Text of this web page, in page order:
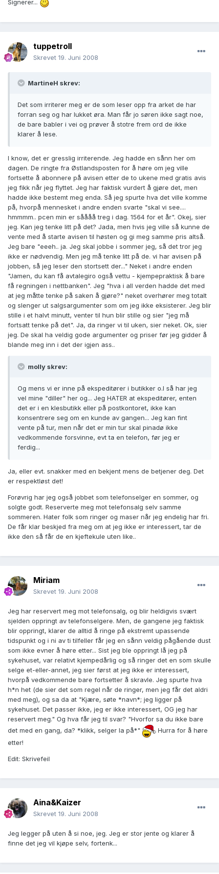
Signerer...
tuppetroll
Skrevet 19. Juni 2008
MartineH skrev:
Det som irriterer meg er de som leser opp fra arket de har
forran seg og har lukket øra. Man får jo søren ikke sagt noe,
de bare babler i vei og prøver å stotre frem ord de ikke
klarer å lese.
I know, det er gresslig irriterende. Jeg hadde en sånn her om
dagen. De ringte fra Østlandsposten for å høre om jeg ville
fortsette å abonnere på avisen etter de to ukene med gratis avis
jeg fikk når jeg flyttet. Jeg har faktisk vurdert å gjøre det, men
hadde ikke bestemt meg enda. Så jeg spurte hva det ville komme
på, hvorpå mennesket i andre enden svarte "skal vi see....
hmmmm.. pcen min er såååå treg i dag. 1564 for et år". Okej, sier
jeg. Kan jeg tenke litt på det? Jada, men hvis jeg ville så kunne de
vente med å starte avisen til høsten og gi meg samme pris altså.
Jeg bare "eeeh.. ja. Jeg skal jobbe i sommer jeg, så det tror jeg
ikke er nødvendig. Men jeg må tenke litt på de. vi har avisen på
jobben, så jeg leser den stortsett der..." Neket i andre enden
"Jamen, du kan få avtalegiro også vettu - kjempepraktisk å bare
få regningen i nettbanken". Jeg "hva i all verden hadde det med
at jeg måtte tenke på saken å gjøre?" neket overhører meg totalt
og slenger ut salgsargumenter som om jeg ikke eksisterer. Jeg blir
stille i et halvt minutt, venter til hun blir stille og sier "jeg må
fortsatt tenke på det". Ja, da ringer vi til uken, sier neket. Ok, sier
jeg. De skal ha veldig gode argumenter og priser før jeg gidder å
blande meg inn i det der igjen ass..
molly skrev:
Og mens vi er inne på ekspeditører i butikker o.l så har jeg
vel mine "diller" her og... Jeg HATER at ekspeditører, enten
det er i en klesbutikk eller på postkontoret, ikke kan
konsentrere seg om en kunde av gangen... Jeg kan fint
vente på tur, men når det er min tur skal pinadø ikke
vedkommende forsvinne, evt ta en telefon, før jeg er
ferdig...
Ja, eller evt. snakker med en bekjent mens de betjener deg. Det
er respektløst det!
Forøvrig har jeg også jobbet som telefonselger en sommer, og
solgte godt. Reserverte meg mot telefonsalg selv samme
sommeren. Hater folk som ringer og maser når jeg endelig har fri.
De får klar beskjed fra meg om at jeg ikke er interessert, tar de
ikke den så får de en kjeftekule uten like..
Miriam
Skrevet 19. Juni 2008
Jeg har reservert meg mot telefonsalg, og blir heldigvis svært
sjelden oppringt av telefonselgere. Men, de gangene jeg faktisk
blir oppringt, klarer de alltid å ringe på ekstremt upassende
tidspunkt og i ni av ti tilfeller får jeg en sånn veldig pågående dust
som ikke evner å høre etter... Sist jeg ble oppringt lå jeg på
sykehuset, var relativt kjempedårlig og så ringer det en som skulle
selge et-eller-annet, jeg sier først at jeg ikke er interessert,
hvorpå vedkommende bare fortsetter å skravle. Jeg spurte hva
h*n het (de sier det som regel når de ringer, men jeg får det aldri
med meg), og sa da at "Kjære, søte *navn*; jeg ligger på
sykehuset. Det passer ikke, jeg er ikke interessert, OG jeg har
reservert meg." Og hva får jeg til svar? "Hvorfor sa du ikke bare
det med en gang, da? *klikk, selger la på*"
Hurra for å høre
etter!
Edit: Skrivefeil
Aina&Kaizer
Skrevet 19. Juni 2008
Jeg legger på uten å si noe, jeg. Jeg er stor jente og klarer å
finne det jeg vil kjøpe selv, fortenk...